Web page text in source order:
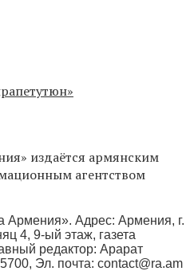
издаётся армянским
агентством
Армения». Адрес: Армения, г.
4, 9-ый этаж, газета
редактор: Арарат
Эл. почта: contact@ra.am